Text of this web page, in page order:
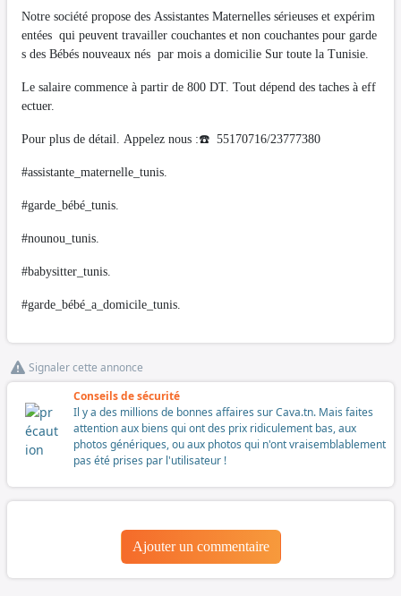
Notre société propose des Assistantes Maternelles sérieuses et expérim
entées qui peuvent travailler couchantes et non couchantes pour garde
s des Bébés nouveaux nés par mois a domicilie Sur toute la Tunisie.
Le salaire commence à partir de 800 DT. Tout dépend des taches à eff
ectuer.
Pour plus de détail. Appelez nous :☎️ 55170716/23777380
#assistante_maternelle_tunis.
#garde_bébé_tunis.
#nounou_tunis.
#babysitter_tunis.
#garde_bébé_a_domicile_tunis.
Signaler cette annonce
Conseils de sécurité
Il y a des millions de bonnes affaires sur Cava.tn. Mais faites
attention aux biens qui ont des prix ridiculement bas, aux
photos génériques, ou aux photos qui n'ont vraisemblablement
pas été prises par l'utilisateur !
Ajouter un commentaire